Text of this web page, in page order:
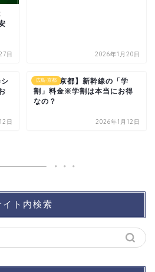
日 2026年1月20日
日
広島-京都
【広島-京都】新幹線の「学
割」料金※学割は本当にお得
なの？
2026年1月12日
イト内検索